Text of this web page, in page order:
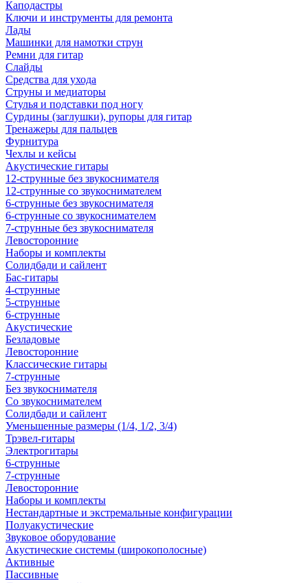
Каподастры
Ключи и инструменты для ремонта
Лады
Машинки для намотки струн
Ремни для гитар
Слайды
Средства для ухода
Струны и медиаторы
Стулья и подставки под ногу
Сурдины (заглушки), рупоры для гитар
Тренажеры для пальцев
Фурнитура
Чехлы и кейсы
Акустические гитары
12-струнные без звукоснимателя
12-струнные со звукоснимателем
6-струнные без звукоснимателя
6-струнные со звукоснимателем
7-струнные без звукоснимателя
Левосторонние
Наборы и комплекты
Солидбади и сайлент
Бас-гитары
4-струнные
5-струнные
6-струнные
Акустические
Безладовые
Левосторонние
Классические гитары
7-струнные
Без звукоснимателя
Со звукоснимателем
Солидбади и сайлент
Уменьшенные размеры (1/4, 1/2, 3/4)
Трэвел-гитары
Электрогитары
6-струнные
7-струнные
Левосторонние
Наборы и комплекты
Нестандартные и экстремальные конфигурации
Полуакустические
Звуковое оборудование
Акустические системы (широкополосные)
Активные
Пассивные